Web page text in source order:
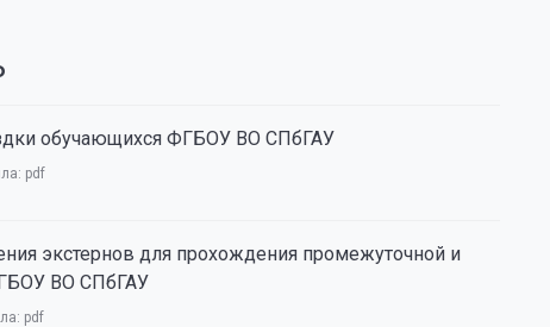
обучающихся ФГБОУ ВО СПбГАУ
pdf
экстернов для прохождения промежуточной и
ВО СПбГАУ
pdf